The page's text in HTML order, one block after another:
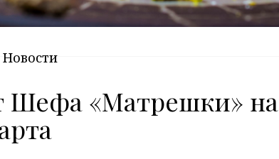
Новости
Шефа «Матрешки» на